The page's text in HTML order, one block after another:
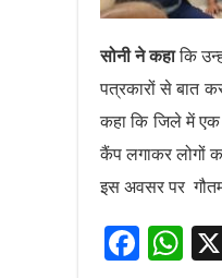
सोनी ने कहाकि
पत्रकारों से बात
कहा कि जिले में एक
कैंप लगाकर लोगों
इस अवसर पर गौतम
F
W